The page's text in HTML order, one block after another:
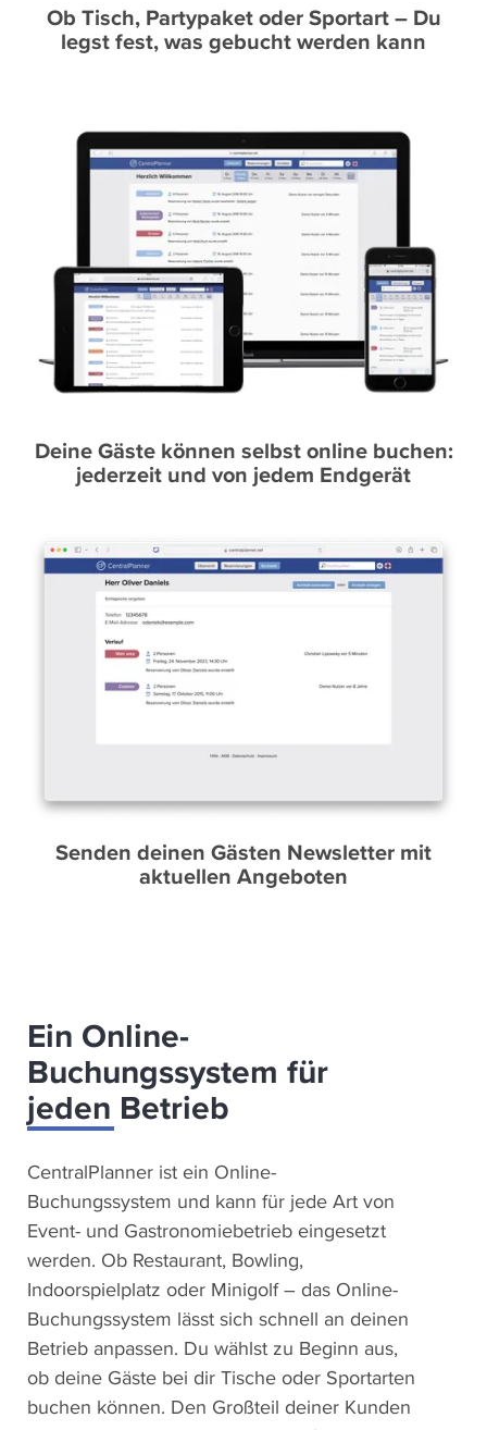
Ob Tisch, Partypaket oder Sportart – Du
legst fest, was gebucht werden kann
Deine Gäste können selbst online buchen:
jederzeit und von jedem Endgerät
Senden deinen Gästen Newsletter mit
aktuellen Angeboten
Ein Online-
Buchungssystem für
jeden Betrieb
CentralPlanner ist ein Online-
Buchungssystem und kann für jede Art von
Event- und Gastronomiebetrieb eingesetzt
werden. Ob Restaurant, Bowling,
Indoorspielplatz oder Minigolf – das Online-
Buchungssystem lässt sich schnell an deinen
Betrieb anpassen. Du wählst zu Beginn aus,
ob deine Gäste bei dir Tische oder Sportarten
buchen können. Den Großteil deiner Kunden